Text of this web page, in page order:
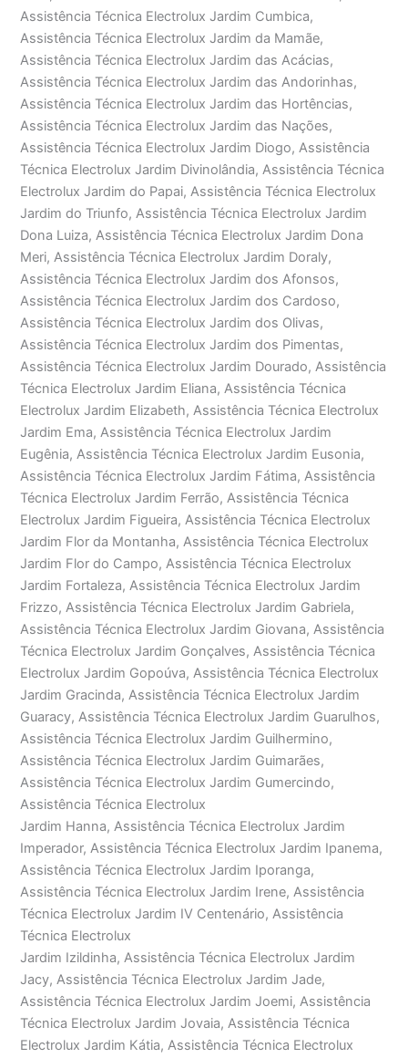
Assistência Técnica Electrolux Jardim Cumbica,
Assistência Técnica Electrolux Jardim da Mamãe,
Assistência Técnica Electrolux Jardim das Acácias,
Assistência Técnica Electrolux Jardim das Andorinhas,
Assistência Técnica Electrolux Jardim das Hortências,
Assistência Técnica Electrolux Jardim das Nações,
Assistência Técnica Electrolux Jardim Diogo, Assistência
Técnica Electrolux Jardim Divinolândia, Assistência Técnica
Electrolux Jardim do Papai, Assistência Técnica Electrolux
Jardim do Triunfo, Assistência Técnica Electrolux Jardim
Dona Luiza, Assistência Técnica Electrolux Jardim Dona
Meri, Assistência Técnica Electrolux Jardim Doraly,
Assistência Técnica Electrolux Jardim dos Afonsos,
Assistência Técnica Electrolux Jardim dos Cardoso,
Assistência Técnica Electrolux Jardim dos Olivas,
Assistência Técnica Electrolux Jardim dos Pimentas,
Assistência Técnica Electrolux Jardim Dourado, Assistência
Técnica Electrolux Jardim Eliana, Assistência Técnica
Electrolux Jardim Elizabeth, Assistência Técnica Electrolux
Jardim Ema, Assistência Técnica Electrolux Jardim
Eugênia, Assistência Técnica Electrolux Jardim Eusonia,
Assistência Técnica Electrolux Jardim Fátima, Assistência
Técnica Electrolux Jardim Ferrão, Assistência Técnica
Electrolux Jardim Figueira, Assistência Técnica Electrolux
Jardim Flor da Montanha, Assistência Técnica Electrolux
Jardim Flor do Campo, Assistência Técnica Electrolux
Jardim Fortaleza, Assistência Técnica Electrolux Jardim
Frizzo, Assistência Técnica Electrolux Jardim Gabriela,
Assistência Técnica Electrolux Jardim Giovana, Assistência
Técnica Electrolux Jardim Gonçalves, Assistência Técnica
Electrolux Jardim Gopoúva, Assistência Técnica Electrolux
Jardim Gracinda, Assistência Técnica Electrolux Jardim
Guaracy, Assistência Técnica Electrolux Jardim Guarulhos,
Assistência Técnica Electrolux Jardim Guilhermino,
Assistência Técnica Electrolux Jardim Guimarães,
Assistência Técnica Electrolux Jardim Gumercindo,
Assistência Técnica Electrolux
Jardim Hanna, Assistência Técnica Electrolux Jardim
Imperador, Assistência Técnica Electrolux Jardim Ipanema,
Assistência Técnica Electrolux Jardim Iporanga,
Assistência Técnica Electrolux Jardim Irene, Assistência
Técnica Electrolux Jardim IV Centenário, Assistência
Técnica Electrolux
Jardim Izildinha, Assistência Técnica Electrolux Jardim
Jacy, Assistência Técnica Electrolux Jardim Jade,
Assistência Técnica Electrolux Jardim Joemi, Assistência
Técnica Electrolux Jardim Jovaia, Assistência Técnica
Electrolux Jardim Kátia, Assistência Técnica Electrolux